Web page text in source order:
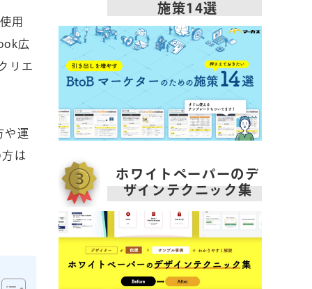
用
広
リエ
や運
は
施策14選
ホワイトペーパーのデ
ザインテクニック集